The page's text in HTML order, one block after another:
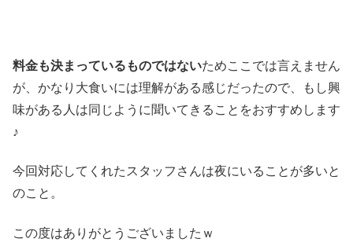
料金も決まっているものではないためここでは言えません
が、かなり大食いには理解がある感じだったので、もし興
味がある人は同じように聞いてきることをおすすめします
♪
今回対応してくれたスタッフさんは夜にいることが多いと
のこと。
この度はありがとうございましたｗ